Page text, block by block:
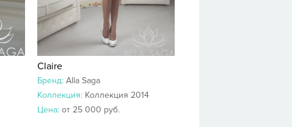
Claire
Бренд: Alla Saga
Коллекция: Коллекция 2014
Цена: от 25 000 руб.